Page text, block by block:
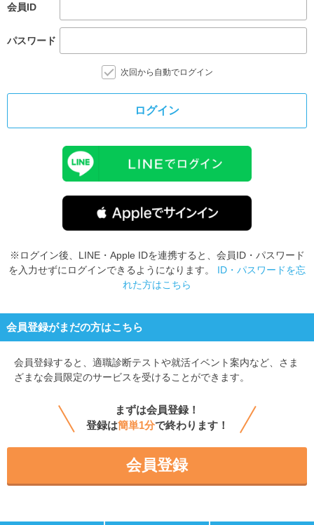
会員ID
パスワード
次回から自動でログイン
ログイン
※ログイン後、LINE・Apple IDを連携すると、会員ID・パスワード
を入力せずにログインできるようになります。 ID・パスワードを忘
れた方はこちら
会員登録がまだの方はこちら
会員登録すると、 適職診断テストや就活イベント案内など、さま
ざまな会員限定のサービスを受けることができます。
まずは会員登録！
登録は簡単1分で終わります！
会員登録